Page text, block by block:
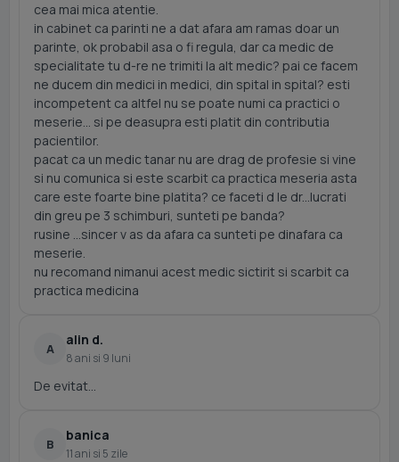
cea mai mica atentie.
in cabinet ca parinti ne a dat afara am ramas doar un
parinte, ok probabil asa o fi regula, dar ca medic de
specialitate tu d-re ne trimiti la alt medic? pai ce facem
ne ducem din medici in medici, din spital in spital? esti
incompetent ca altfel nu se poate numi ca practici o
meserie... si pe deasupra esti platit din contributia
pacientilor.
pacat ca un medic tanar nu are drag de profesie si vine
si nu comunica si este scarbit ca practica meseria asta
care este foarte bine platita? ce faceti d le dr...lucrati
din greu pe 3 schimburi, sunteti pe banda?
rusine ...sincer v as da afara ca sunteti pe dinafara ca
meserie.
nu recomand nimanui acest medic sictirit si scarbit ca
practica medicina
A
alin d.
8 ani si 9 luni
De evitat...
B
banica
11 ani si 5 zile